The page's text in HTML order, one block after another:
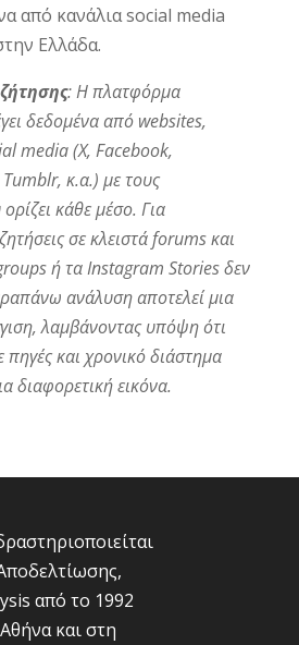
από κανάλια social media
Ελλάδα.
:Η πλατφόρμα
δεδομένα από websites,
media (X, Facebook,
κ.α.) με τους
κάθε μέσο. Για
σε κλειστά forums και
ή τα Instagram Stories δεν
ανάλυση αποτελεί μια
λαμβάνοντας υπόψη ότι
και χρονικό διάστημα
διαφορετική εικόνα.
από το 1992
και στη